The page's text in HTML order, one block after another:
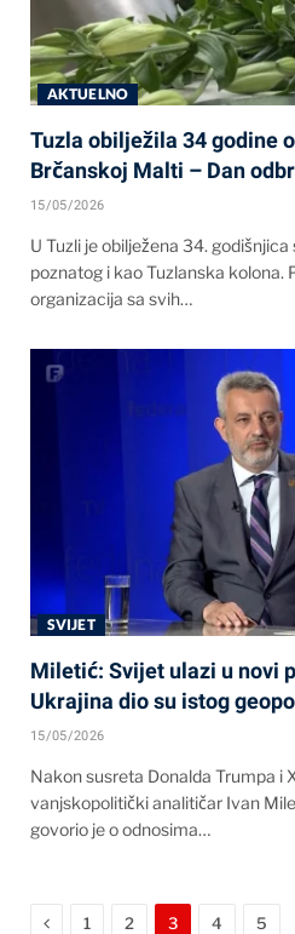
AKTUELNO
Tuzla obilježila 34 godine
Brčanskoj Malti – Dan
15/05/2026
U Tuzli je obilježena 34.
poznatog i kao Tuzlanska
organizacija sa svih…
SVIJET
Miletić: Svijet ulazi u novi
Ukrajina dio su istog
15/05/2026
Nakon susreta Donalda Trumpa i
vanjskopolitički analitičar Ivan
govorio je o odnosima…
Previous
1 2 3 4 5